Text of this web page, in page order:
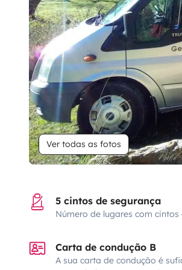
Ver todas as fotos
5 cintos de segurança
Número de lugares com cintos
Carta de condução B
A sua carta de condução é